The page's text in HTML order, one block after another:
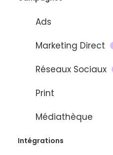
Ads
Marketing Direct
Réseaux Sociaux
Print
Médiathèque
Intégrations